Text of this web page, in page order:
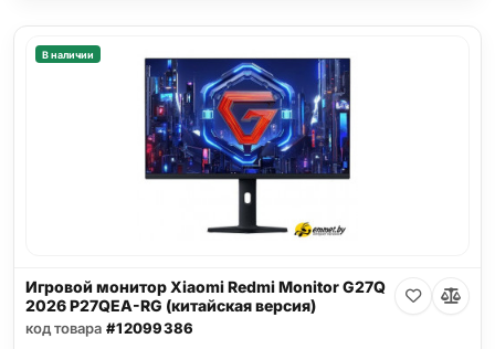
В наличии
Игровой монитор Xiaomi Redmi Monitor G27Q
2026 P27QEA-RG (китайская версия)
код товара #12099386